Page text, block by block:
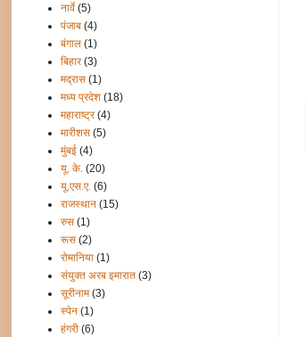
नार्वे (5)
पंजाब (4)
बंगाल (1)
बिहार (3)
मद्रास (1)
मध्य प्रदेश (18)
महाराष्ट्र (4)
मारीशस (5)
मुंबई (4)
यू. के. (20)
यू.एस.ए. (6)
राजस्थान (15)
रुस (1)
रूस (2)
रोमानिया (1)
संयुक्त अरब इमारात (3)
सूरीनाम (3)
स्पेन (1)
हंगरी (6)